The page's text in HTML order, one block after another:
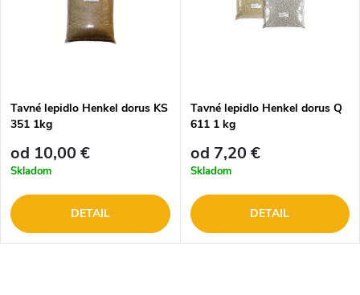
Tavné lepidlo Henkel dorus KS
351 1kg
od 10,00 €
Skladom
DETAIL
Tavné lepidlo Henkel dorus Q
611 1 kg
od 7,20 €
Skladom
DETAIL